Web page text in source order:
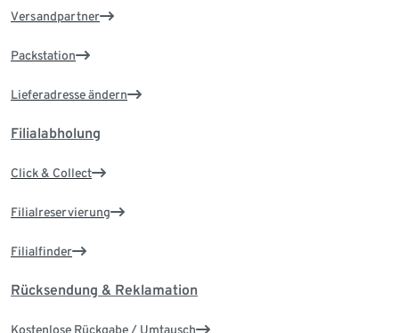
Versandpartner
Packstation
Lieferadresse ändern
Filialabholung
Click & Collect
Filialreservierung
Filialfinder
Rücksendung & Reklamation
Kostenlose Rückgabe / Umtausch